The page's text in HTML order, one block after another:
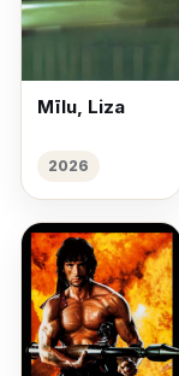
Mīlu, Liza
2026